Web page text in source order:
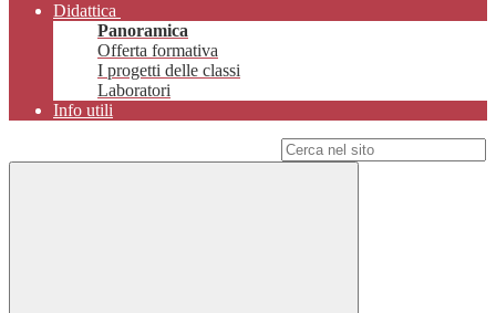
Didattica
Panoramica
Offerta formativa
I progetti delle classi
Laboratori
Info utili